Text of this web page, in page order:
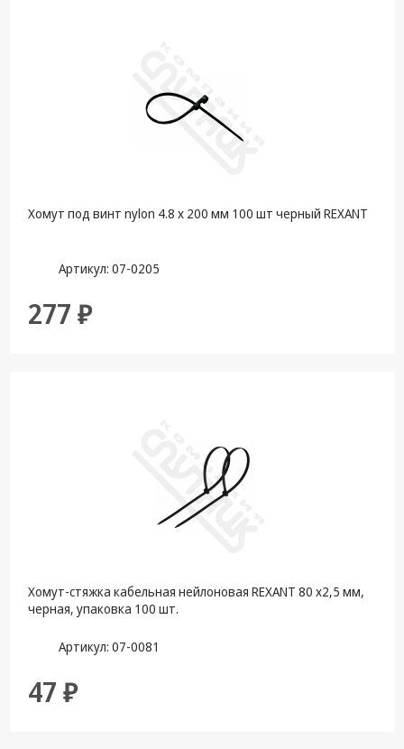
Хомут под винт nylon 4.8 х 200 мм 100 шт черный REXANT
Артикул: 07-0205
277 ₽
Хомут-стяжка кабельная нейлоновая REXANT 80 x2,5 мм,
черная, упаковка 100 шт.
Артикул: 07-0081
47 ₽